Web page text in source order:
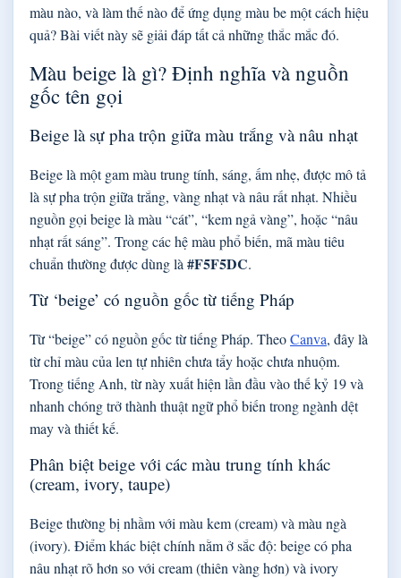
màu nào, và làm thế nào để ứng dụng màu be một cách hiệu
quả? Bài viết này sẽ giải đáp tất cả những thắc mắc đó.
Màu beige là gì? Định nghĩa và nguồn
gốc tên gọi
Beige là sự pha trộn giữa màu trắng và nâu nhạt
Beige là một gam màu trung tính, sáng, ấm nhẹ, được mô tả
là sự pha trộn giữa trắng, vàng nhạt và nâu rất nhạt. Nhiều
nguồn gọi beige là màu “cát”, “kem ngả vàng”, hoặc “nâu
nhạt rất sáng”. Trong các hệ màu phổ biến, mã màu tiêu
chuẩn thường được dùng là #F5F5DC.
Từ ‘beige’ có nguồn gốc từ tiếng Pháp
Từ “beige” có nguồn gốc từ tiếng Pháp. TheoCanva, đây là
từ chỉ màu của len tự nhiên chưa tẩy hoặc chưa nhuộm.
Trong tiếng Anh, từ này xuất hiện lần đầu vào thế kỷ 19 và
nhanh chóng trở thành thuật ngữ phổ biến trong ngành dệt
may và thiết kế.
Phân biệt beige với các màu trung tính khác
(cream, ivory, taupe)
Beige thường bị nhầm với màu kem (cream) và màu ngà
(ivory). Điểm khác biệt chính nằm ở sắc độ: beige có pha
nâu nhạt rõ hơn so với cream (thiên vàng hơn) và ivory